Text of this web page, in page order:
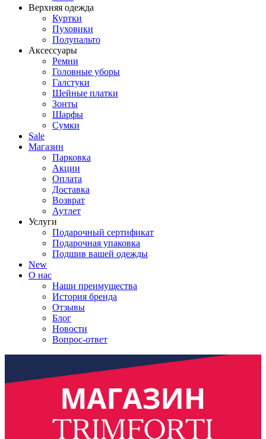
Верхняя одежда
Куртки
Пуховики
Полупальто
Аксессуары
Ремни
Головные уборы
Галстуки
Шейные платки
Зонты
Шарфы
Сумки
Sale
Магазин
Парковка
Акции
Оплата
Доставка
Возврат
Аутлет
Услуги
Подарочный сертификат
Подарочная упаковка
Подшив вашей одежды
New
О нас
Наши преимущества
История бренда
Отзывы
Блог
Новости
Вопрос-ответ